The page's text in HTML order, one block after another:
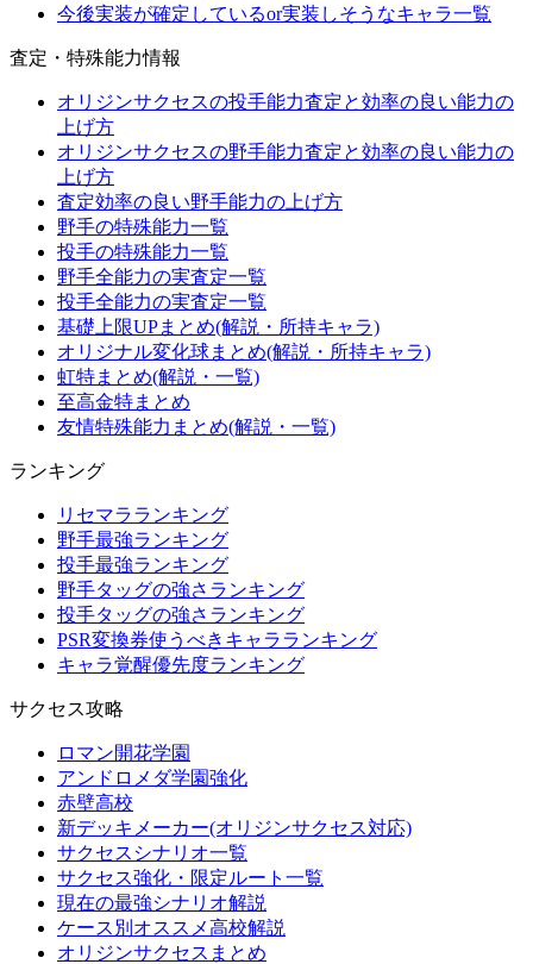
今後実装が確定しているor実装しそうなキャラ一覧
査定・特殊能力情報
オリジンサクセスの投手能力査定と効率の良い能力の
上げ方
オリジンサクセスの野手能力査定と効率の良い能力の
上げ方
査定効率の良い野手能力の上げ方
野手の特殊能力一覧
投手の特殊能力一覧
野手全能力の実査定一覧
投手全能力の実査定一覧
基礎上限UPまとめ(解説・所持キャラ)
オリジナル変化球まとめ(解説・所持キャラ)
虹特まとめ(解説・一覧)
至高金特まとめ
友情特殊能力まとめ(解説・一覧)
ランキング
リセマラランキング
野手最強ランキング
投手最強ランキング
野手タッグの強さランキング
投手タッグの強さランキング
PSR変換券使うべきキャラランキング
キャラ覚醒優先度ランキング
サクセス攻略
ロマン開花学園
アンドロメダ学園強化
赤壁高校
新デッキメーカー(オリジンサクセス対応)
サクセスシナリオ一覧
サクセス強化・限定ルート一覧
現在の最強シナリオ解説
ケース別オススメ高校解説
オリジンサクセスまとめ